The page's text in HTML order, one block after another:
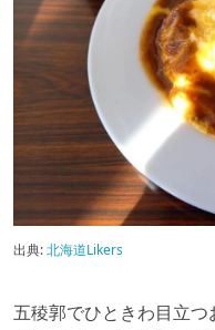
出典:北海道Likers
五稜郭でひときわ目立